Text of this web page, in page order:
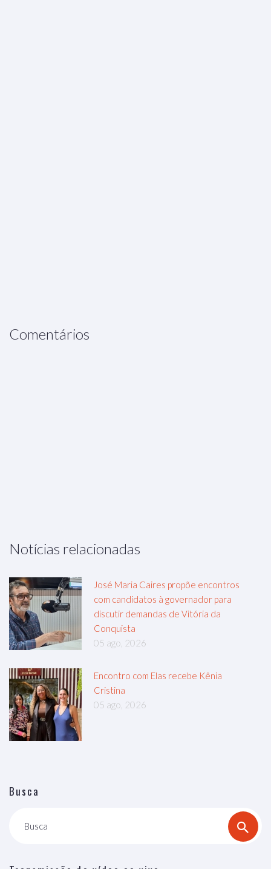
Comentários
Notícias relacionadas
José Maria Caires propõe encontros
com candidatos à governador para
discutir demandas de Vitória da
Conquista
05 ago, 2026
Encontro com Elas recebe Kênia
Cristina
05 ago, 2026
Busca
Busca